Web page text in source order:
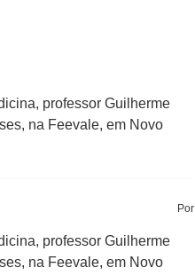
professor Guilherme
na Feevale, em Novo
Por
professor Guilherme
na Feevale, em Novo